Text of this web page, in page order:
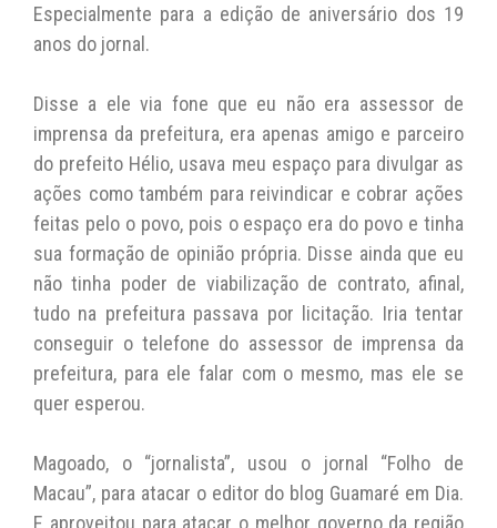
Especialmente para a edição de aniversário dos 19
anos do jornal.
Disse a ele via fone que eu não era assessor de
imprensa da prefeitura, era apenas amigo e parceiro
do prefeito Hélio, usava meu espaço para divulgar as
ações como também para reivindicar e cobrar ações
feitas pelo o povo, pois o espaço era do povo e tinha
sua formação de opinião própria. Disse ainda que eu
não tinha poder de viabilização de contrato, afinal,
tudo na prefeitura passava por licitação. Iria tentar
conseguir o telefone do assessor de imprensa da
prefeitura, para ele falar com o mesmo, mas ele se
quer esperou.
Magoado, o “jornalista”, usou o jornal “Folho de
Macau”, para atacar o editor do blog Guamaré em Dia.